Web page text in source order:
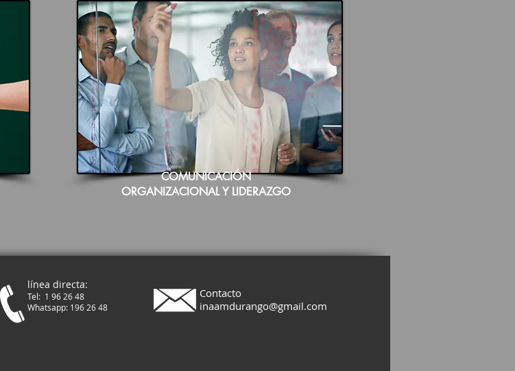
COMUNICACIÓN
ORGANIZACIONALY LIDERAZGO
línea directa:
Tel: 1 96 26 48
Whatsapp: 196 26 48
Contacto
inaamdurango@gmail.com